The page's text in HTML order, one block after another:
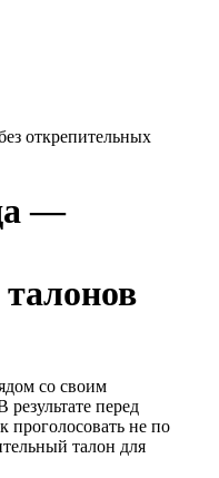
открепительных
—
со своим
перед
проголосовать не по
талон для